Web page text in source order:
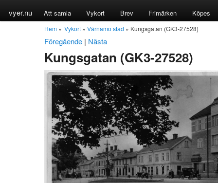
vyer.nu Att samla Vykort Brev Frimärken Köpes
Hem » Vykort » Värnamo stad » Kungsgatan (GK3-27528)
Föregående | Nästa
Kungsgatan (GK3-27528)